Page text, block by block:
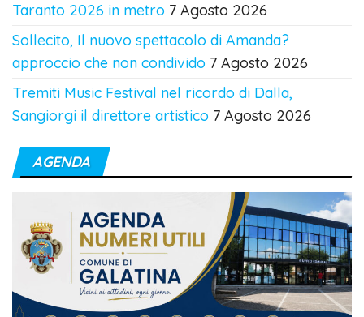
Taranto 2026 in metro 7 Agosto 2026
Sollecito, Il nuovo spettacolo di Amanda?
approccio che non condivido 7 Agosto 2026
Tremiti Music Festival nel ricordo di Dalla,
Sangiorgi il direttore artistico 7 Agosto 2026
AGENDA